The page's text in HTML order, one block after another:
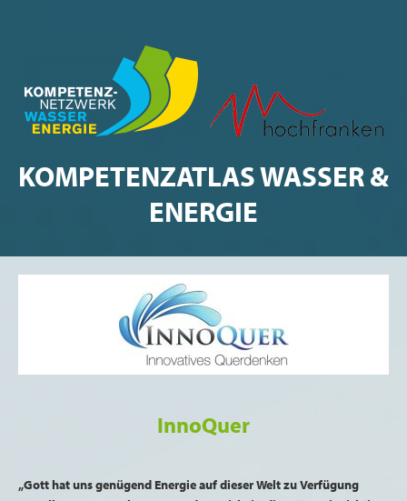
KOMPETENZATLAS WASSER &
ENERGIE
InnoQuer
„Gott hat uns genügend Energie auf dieser Welt zu Verfügung